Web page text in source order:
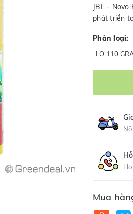
JBL -
phát triển
Phân loại:
LỌ 110
Mua